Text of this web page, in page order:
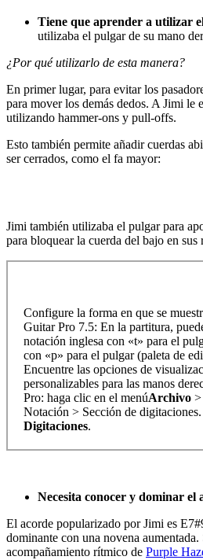
Tiene que aprender a utilizar
utilizaba el pulgar de su mano
¿Por qué utilizarlo de esta manera?
En primer lugar, para evitar los
para mover los demás dedos. A Jimi le
utilizando hammer-ons y pull-offs.
Esto también permite añadir cuerdas
ser cerrados, como el fa mayor:
Jimi también utilizaba el pulgar para
para bloquear la cuerda del bajo en sus
Configure la forma en que se
Guitar Pro 7.5: En la partitura,
notación inglesa con «t» para el
con «p» para el pulgar (paleta de
Encuentre las opciones de
personalizables para las manos
Pro: haga clic en el menúArchivo >
Notación > Sección de
Digitaciones.
Necesita conocer y dominar el
El acorde popularizado por Jimi es
dominante con una novena
acompañamiento rítmico de Purple